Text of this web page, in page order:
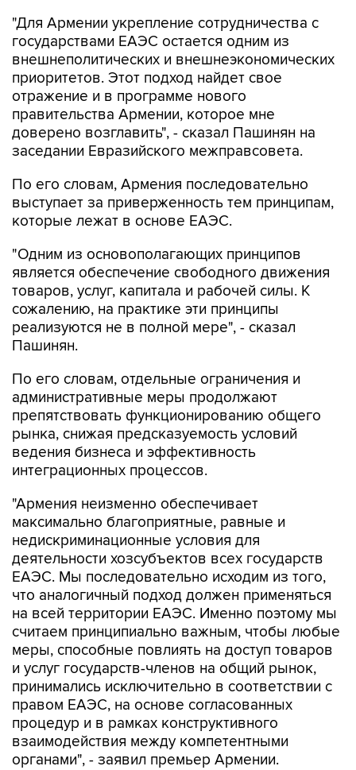
"Для Армении укрепление сотрудничества с
государствами ЕАЭС остается одним из
внешнеполитических и внешнеэкономических
приоритетов. Этот подход найдет свое
отражение и в программе нового
правительства Армении, которое мне
доверено возглавить", - сказал Пашинян на
заседании Евразийского межправсовета.
По его словам, Армения последовательно
выступает за приверженность тем принципам,
которые лежат в основе ЕАЭС.
"Одним из основополагающих принципов
является обеспечение свободного движения
товаров, услуг, капитала и рабочей силы. К
сожалению, на практике эти принципы
реализуются не в полной мере", - сказал
Пашинян.
По его словам, отдельные ограничения и
административные меры продолжают
препятствовать функционированию общего
рынка, снижая предсказуемость условий
ведения бизнеса и эффективность
интеграционных процессов.
"Армения неизменно обеспечивает
максимально благоприятные, равные и
недискриминационные условия для
деятельности хозсубъектов всех государств
ЕАЭС. Мы последовательно исходим из того,
что аналогичный подход должен применяться
на всей территории ЕАЭС. Именно поэтому мы
считаем принципиально важным, чтобы любые
меры, способные повлиять на доступ товаров
и услуг государств-членов на общий рынок,
принимались исключительно в соответствии с
правом ЕАЭС, на основе согласованных
процедур и в рамках конструктивного
взаимодействия между компетентными
органами", - заявил премьер Армении.